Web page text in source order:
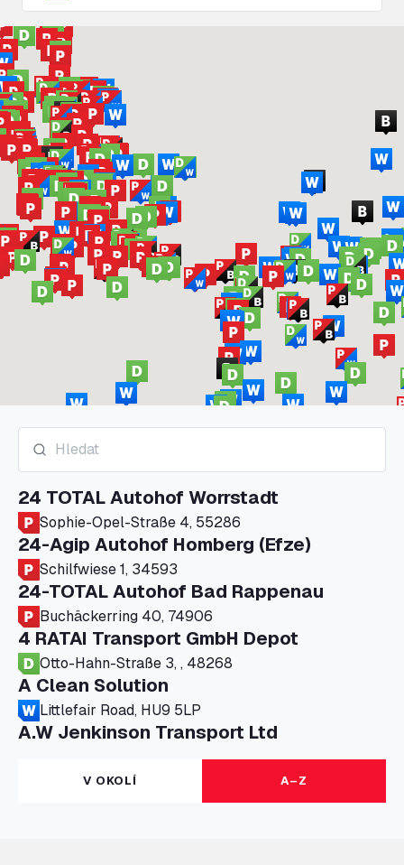
24 TOTAL Autohof Worrstadt
Sophie-Opel-Straße 4, 55286
24-Agip Autohof Homberg (Efze)
Schilfwiese 1, 34593
24-TOTAL Autohof Bad Rappenau
Buchäckerring 40, 74906
4 RATAI Transport GmbH Depot
Otto-Hahn-Straße 3, , 48268
A Clean Solution
Littlefair Road, HU9 5LP
A.W Jenkinson Transport Ltd
Progress House, ME11 5GA
A+G Nettetal - Depot Parking
Am Panneschopp 7, 41334
V OKOLÍ A–Z